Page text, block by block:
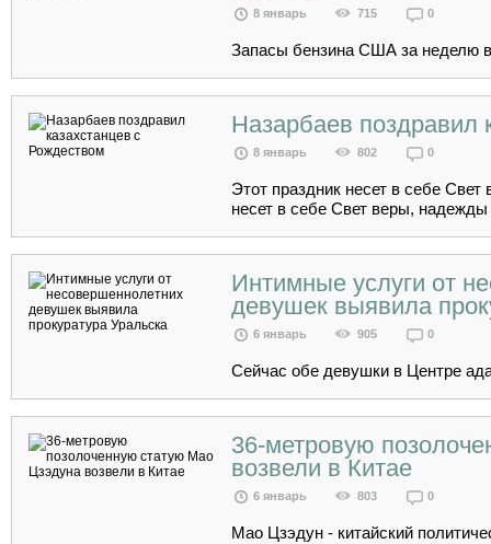
8 январь 715 0
Запасы бензина США за неделю
Назарбаев поздравил
8 январь 802 0
Этот праздник несет в себе
несет в себе Свет веры,
Интимные услуги от
девушек выявила
6 январь 905 0
Сейчас обе девушки в Центре
36-метровую
возвели в Китае
6 январь 803 0
Мао Цзэдун - китайский